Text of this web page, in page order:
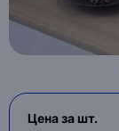
Цена за шт.